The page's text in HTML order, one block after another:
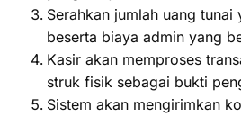
Serahkan jumlah uang
beserta biaya admin yang
Kasir akan memproses
struk fisik sebagai bukti
Sistem akan mengirimkan